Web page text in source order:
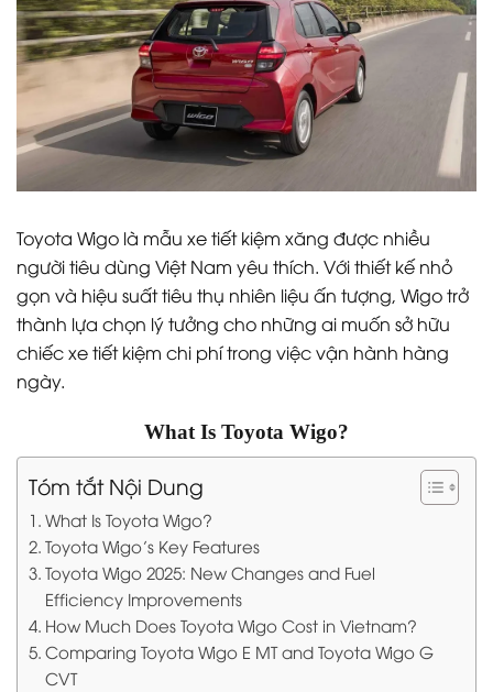
Toyota Wigo là mẫu xe tiết kiệm xăng được nhiều
người tiêu dùng Việt Nam yêu thích. Với thiết kế nhỏ
gọn và hiệu suất tiêu thụ nhiên liệu ấn tượng, Wigo trở
thành lựa chọn lý tưởng cho những ai muốn sở hữu
chiếc xe tiết kiệm chi phí trong việc vận hành hàng
ngày.
What Is Toyota Wigo?
Tóm tắt Nội Dung
What Is Toyota Wigo?
Toyota Wigo’s Key Features
Toyota Wigo 2025: New Changes and Fuel
Efficiency Improvements
How Much Does Toyota Wigo Cost in Vietnam?
Comparing Toyota Wigo E MT and Toyota Wigo G
CVT